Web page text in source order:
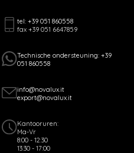
tel: +39 051 860558
fax +39 051 6647859
Technische ondersteuning: +39
051 860558
info@novalux.it
export@novalux.it
Kantooruren:
Ma-Vr
8:00 - 12:30
13:30 - 17:00